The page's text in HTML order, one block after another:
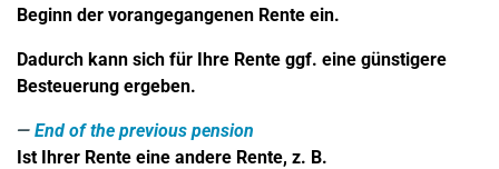
Beginn der vorangegangenen Rente ein.
Dadurch kann sich für Ihre Rente ggf. eine günstigere
Besteuerung ergeben.
End of the previous pension
Ist Ihrer Rente eine andere Rente, z. B.